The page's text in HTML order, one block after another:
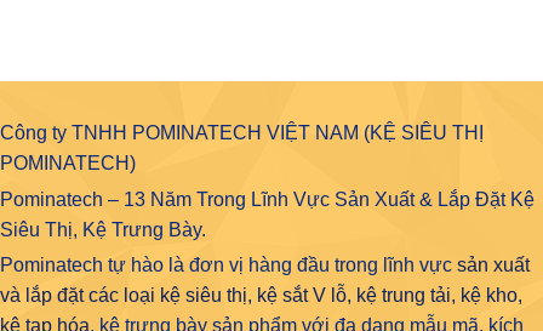
Công ty TNHH POMINATECH VIỆT NAM (KỆ SIÊU THỊ
POMINATECH)
Pominatech – 13 Năm Trong Lĩnh Vực Sản Xuất & Lắp Đặt Kệ
Siêu Thị, Kệ Trưng Bày.
Pominatech tự hào là đơn vị hàng đầu trong lĩnh vực sản xuất
và lắp đặt các loại kệ siêu thị, kệ sắt V lỗ, kệ trung tải, kệ kho,
kệ tạp hóa, kệ trưng bày sản phẩm với đa dạng mẫu mã, kích